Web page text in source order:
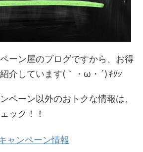
ーン屋のブログですから、お得
介しています(｀・ω・´)ｷﾘｯ
ペーン以外のおトクな情報は、
ック！！
ャンペーン情報